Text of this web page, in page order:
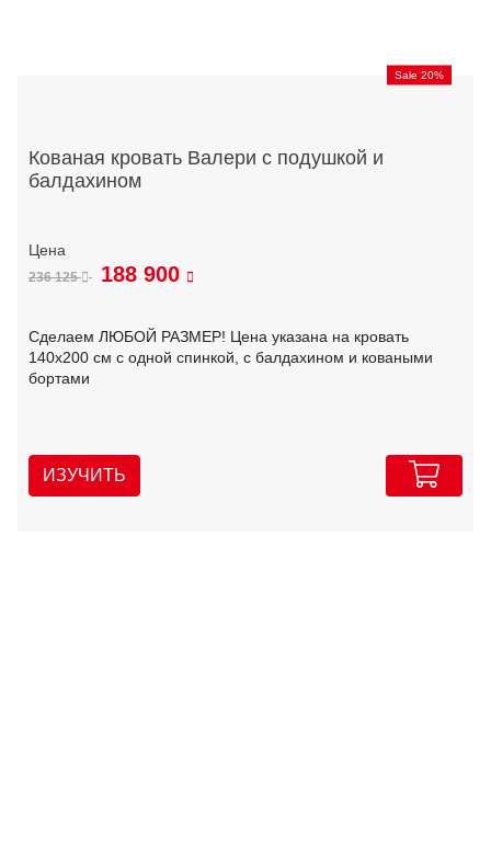
Sale 20%
Кованая кровать Валери с подушкой и
балдахином
236 125 188 900
Сделаем ЛЮБОЙ РАЗМЕР! Цена указана на кровать
140х200 см с одной спинкой, с балдахином и коваными
бортами
ИЗУЧИТЬ